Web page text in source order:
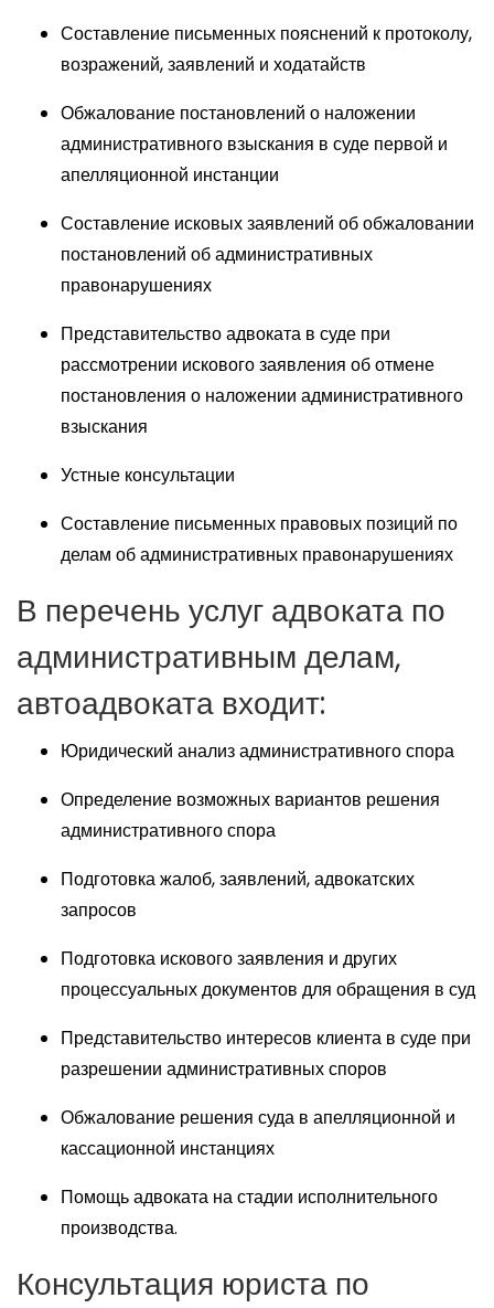
Составление письменных пояснений к протоколу,
возражений, заявлений и ходатайств
Обжалование постановлений о наложении
административного взыскания в суде первой и
апелляционной инстанции
Составление исковых заявлений об обжаловании
постановлений об административных
правонарушениях
Представительство адвоката в суде при
рассмотрении искового заявления об отмене
постановления о наложении административного
взыскания
Устные консультации
Составление письменных правовых позиций по
делам об административных правонарушениях
В перечень услуг адвоката по
административным делам,
автоадвоката входит:
Юридический анализ административного спора
Определение возможных вариантов решения
административного спора
Подготовка жалоб, заявлений, адвокатских
запросов
Подготовка искового заявления и других
процессуальных документов для обращения в суд
Представительство интересов клиента в суде при
разрешении административных споров
Обжалование решения суда в апелляционной и
кассационной инстанциях
Помощь адвоката на стадии исполнительного
производства.
Консультация юриста по